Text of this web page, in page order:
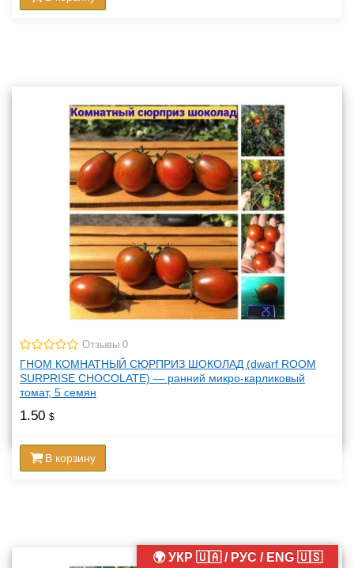
Отзывы 0
ГНОМ КОМНАТНЫЙ СЮРПРИЗ ШОКОЛАД (dwarf ROOM
SURPRISE CHOCOLATE) — ранний микро-карликовый
томат, 5 семян
1.50 $
В корзину
🌍 УКР 🇺🇦 / РУС / ENG 🇺🇸